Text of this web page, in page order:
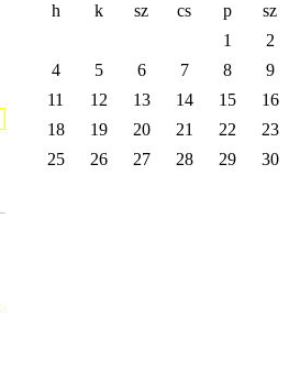
h
k sz cs p sz
1
2
4
5 6 7 8 9
11
12 13 14 15 16
18
19 20 21 22 23
25
26 27 28 29 30